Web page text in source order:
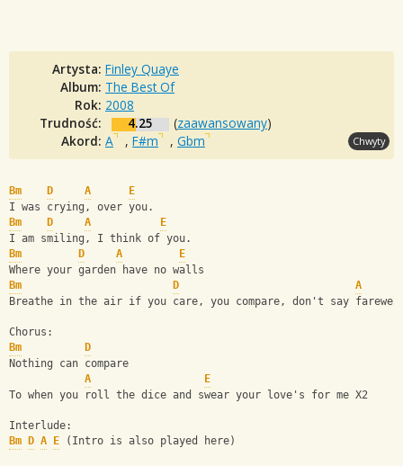
Artysta: Finley Quaye
Album: The Best Of
Rok: 2008
Trudność:
4.25 (zaawansowany)
Akord: A , F#m , Gbm Chwyty
Bm D A
E
I was crying, over you.
Bm
D A
E
I am smiling, I think of you.
Bm
D A
E
Where your garden have no walls
Bm
D
A
Breathe in the air if you care, you compare, don't say
Chorus:
Bm
D
Nothing can compare
A
E
To when you roll the dice and swear your love's for me X2
Interlude:
Bm
D A E (Intro is also played here)